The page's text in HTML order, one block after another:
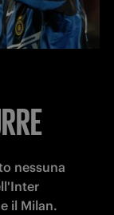
nessuna
il Milan.